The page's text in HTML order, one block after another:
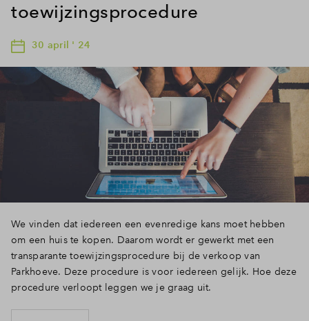
toewijzingsprocedure
30 april ' 24
We vinden dat iedereen een evenredige kans moet hebben
om een huis te kopen. Daarom wordt er gewerkt met een
transparante toewijzingsprocedure bij de verkoop van
Parkhoeve. Deze procedure is voor iedereen gelijk. Hoe deze
procedure verloopt leggen we je graag uit.